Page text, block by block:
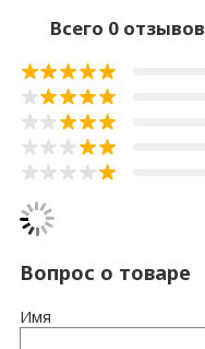
Всего 0 отзывов
Вопрос о товаре
Имя